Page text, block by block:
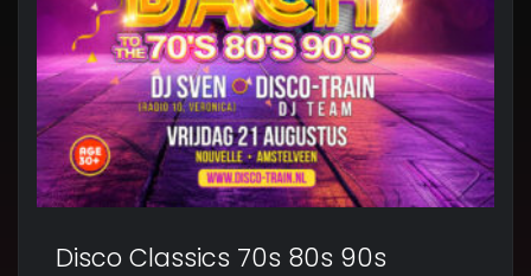
Disco Classics 70s 80s 90s